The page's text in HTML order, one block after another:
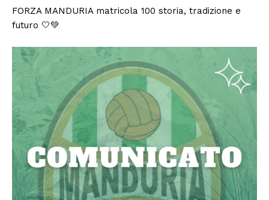
FORZA MANDURIA matricola 100 storia, tradizione e
futuro 🤍💚